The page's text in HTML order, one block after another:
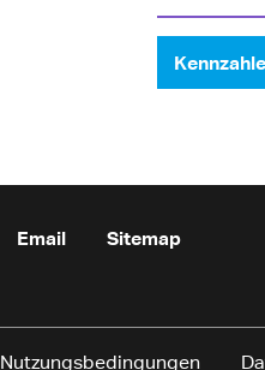
Email Sitemap